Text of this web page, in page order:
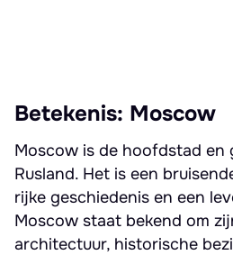
Betekenis: Moscow
Moscow is de hoofdstad en
Rusland. Het is een
rijke geschiedenis en een
Moscow staat bekend om
architectuur, historische